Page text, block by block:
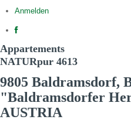
Anmelden
Appartements
NATURpur 4613
9805 Baldramsdorf,
"Baldramsdorfer
AUSTRIA